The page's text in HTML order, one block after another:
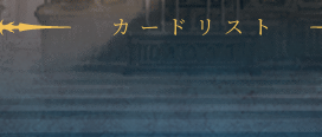
カードリスト